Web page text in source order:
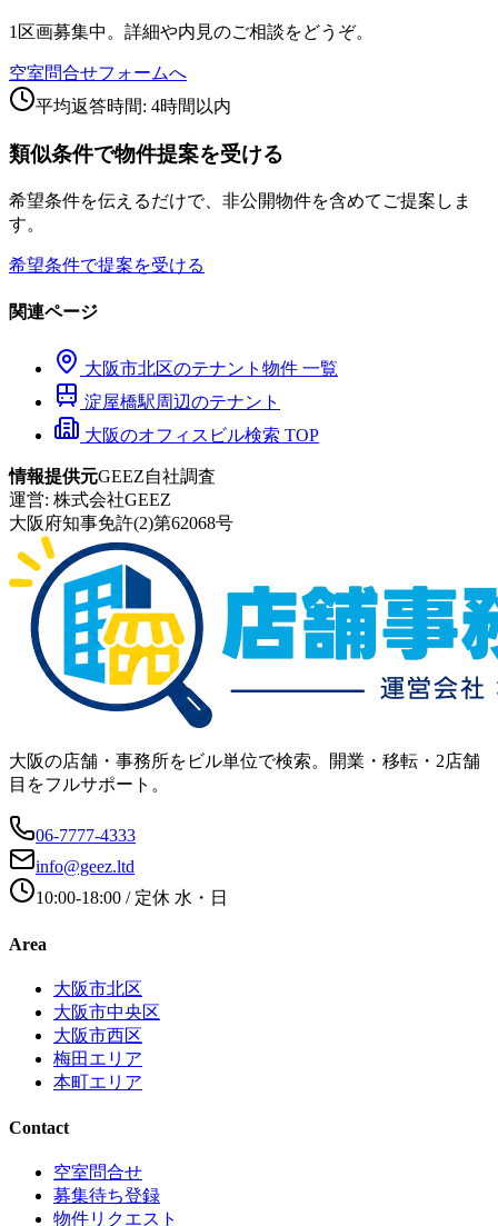
1区画募集中。詳細や内見のご相談をどうぞ。
空室問合せフォームへ
平均返答時間: 4時間以内
類似条件で物件提案を受ける
希望条件を伝えるだけで、非公開物件を含めてご提案しま
す。
希望条件で提案を受ける
関連ページ
大阪市北区のテナント物件 一覧
淀屋橋駅周辺のテナント
大阪のオフィスビル検索 TOP
情報提供元GEEZ自社調査
運営: 株式会社GEEZ
大阪府知事免許(2)第62068号
大阪の店舗・事務所をビル単位で検索。開業・移転・2店舗
目をフルサポート。
06-7777-4333
info@geez.ltd
10:00-18:00 / 定休 水・日
Area
大阪市北区
大阪市中央区
大阪市西区
梅田エリア
本町エリア
Contact
空室問合せ
募集待ち登録
物件リクエスト